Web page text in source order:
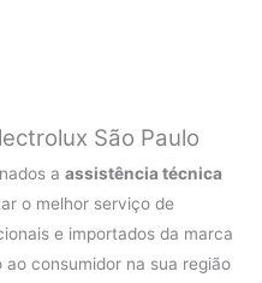
São Paulo
aassistência técnica
o melhor serviço de
e importados da marca
consumidor na sua região